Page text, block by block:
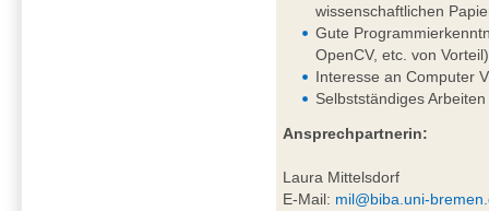
wissenschaftlichen
Gute
OpenCV, etc. von Vorteil)
Interesse an Computer
Selbstständiges
Ansprechpartnerin:
Laura Mittelsdorf
E-Mail: mil@biba.uni-